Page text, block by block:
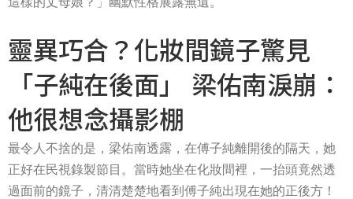
靈異巧合？化妝間鏡子驚見
「子純在後面」 梁佑南淚崩：
他很想念攝影棚
最令人不捨的是，梁佑南透露，在傅子純離開後的隔天，她
正好在民視錄製節目。當時她坐在化妝間裡，一抬頭竟然透
過面前的鏡子，清清楚楚地看到傅子純出現在她的正後方！